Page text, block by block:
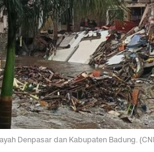
Denpasar dan Kabupaten Badung.